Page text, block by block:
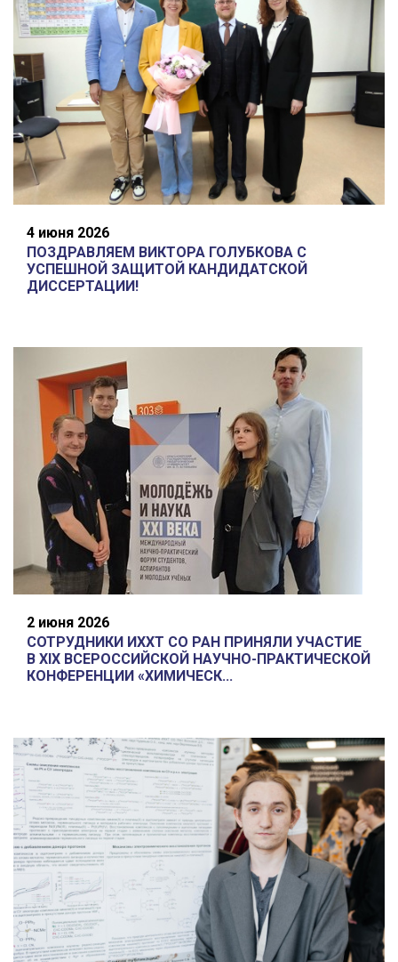
4 июня 2026
ПОЗДРАВЛЯЕМ ВИКТОРА ГОЛУБКОВА С
УСПЕШНОЙ ЗАЩИТОЙ КАНДИДАТСКОЙ
ДИССЕРТАЦИИ!
2 июня 2026
СОТРУДНИКИ ИХХТ СО РАН ПРИНЯЛИ УЧАСТИЕ
В XIX ВСЕРОССИЙСКОЙ НАУЧНО-ПРАКТИЧЕСКОЙ
КОНФЕРЕНЦИИ «ХИМИЧЕСК...